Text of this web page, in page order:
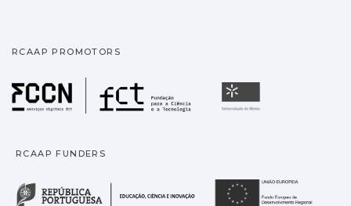
RCAAP PROMOTORS
Fundação para a
RCAAP FUNDERS
República Portuguesa